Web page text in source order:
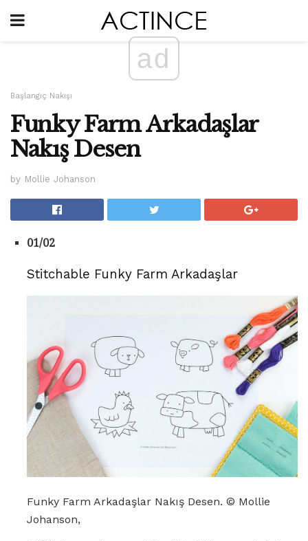
ad
Başlangıç ​​Nakışı
Funky Farm Arkadaşlar
Nakış Desen
by Mollie Johanson
01/02
Stitchable Funky Farm Arkadaşlar
Funky Farm Arkadaşlar Nakış Desen. © Mollie
Johanson,